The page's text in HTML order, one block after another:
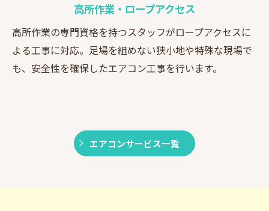
高所作業・ロープアクセス
高所作業の専門資格を持つスタッフがロープアクセスに
よる工事に対応。足場を組めない狭小地や特殊な現場で
も、安全性を確保したエアコン工事を行います。
エアコンサービス一覧